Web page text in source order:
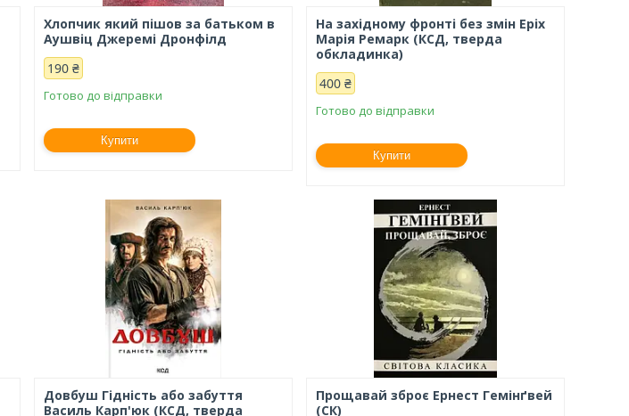
Хлопчик який пішов за батьком в
Аушвіц Джеремі Дронфілд
190 ₴
Готово до відправки
Купити
На західному фронті без змін Еріх
Марія Ремарк (КСД, тверда
обкладинка)
400 ₴
Готово до відправки
Купити
Довбуш Гідність або забуття
Василь Карп'юк (КСД, тверда
Прощавай зброє Ернест Гемінґвей
(СК)